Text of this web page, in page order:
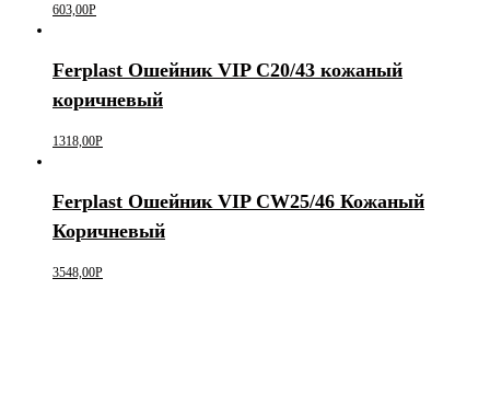
603,00Р
Ferplast Ошейник VIP C20/43 кожаный
коричневый
1318,00Р
Ferplast Ошейник VIP CW25/46 Кожаный
Коричневый
3548,00Р